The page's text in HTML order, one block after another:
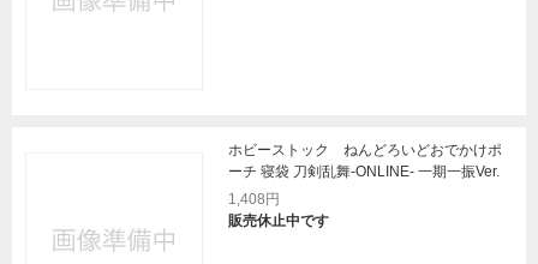
ホビーストック ねんどろいどおでかけポ
ーチ 寝袋 刀剣乱舞-ONLINE- 一期一振Ver.
1,408円
販売休止中です